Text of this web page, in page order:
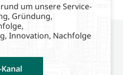
um unsere Service-
Gründung,
Innovation, Nachfolge